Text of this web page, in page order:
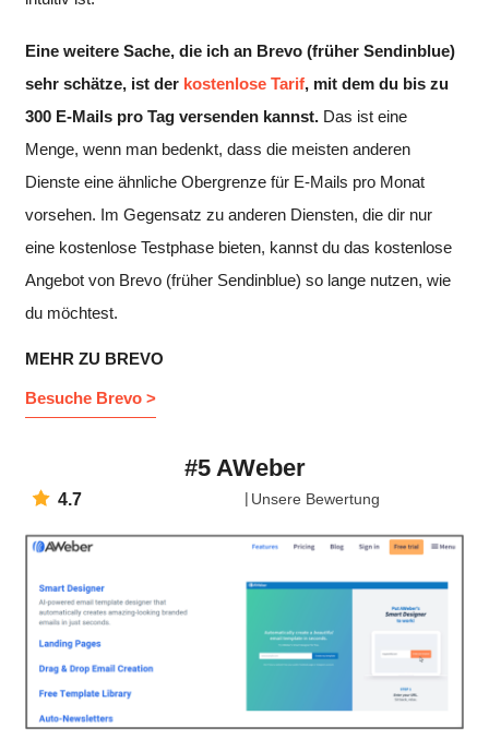
Eine weitere Sache, die ich an Brevo (früher Sendinblue)
sehr schätze, ist der kostenlose Tarif, mit dem du bis zu
300 E-Mails pro Tag versenden kannst. Das ist eine
Menge, wenn man bedenkt, dass die meisten anderen
Dienste eine ähnliche Obergrenze für E-Mails pro Monat
vorsehen. Im Gegensatz zu anderen Diensten, die dir nur
eine kostenlose Testphase bieten, kannst du das kostenlose
Angebot von Brevo (früher Sendinblue) so lange nutzen, wie
du möchtest.
MEHR ZU BREVO
Besuche Brevo >
#5 AWeber
4.7 Unsere Bewertung